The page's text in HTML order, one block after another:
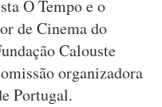
O Tempo e o
de Cinema do
Calouste
organizadora
Portugal.